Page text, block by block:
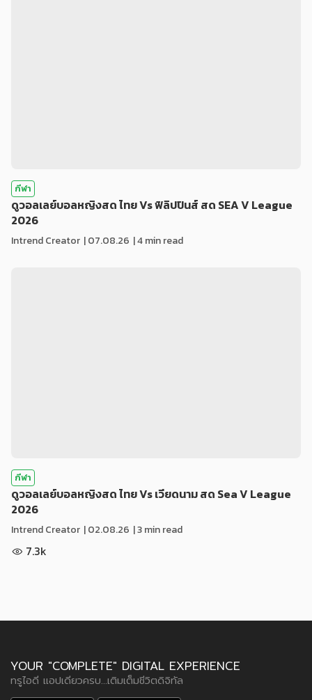
กีฬา
ดูวอลเลย์บอลหญิงสด ไทย Vs ฟิลิปปินส์ สด SEA V League
2026
Intrend Creator |07.08.26 | 4 min read
กีฬา
ดูวอลเลย์บอลหญิงสด ไทย Vs เวียดนาม สด Sea V League
2026
Intrend Creator |02.08.26 | 3 min read
7.3k
YOUR "COMPLETE" DIGITAL EXPERIENCE
ทรูไอดี แอปเดียวครบ...เติมเต็มชีวิตดิจิทัล